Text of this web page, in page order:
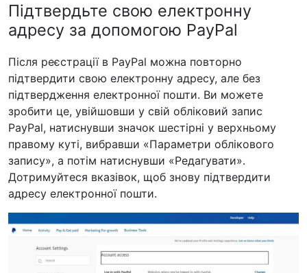
Підтвердьте свою електронну
адресу за допомогою PayPal
Після реєстрації в PayPal можна повторно
підтвердити свою електронну адресу, але без
підтвердження електронної пошти. Ви можете
зробити це, увійшовши у свій обліковий запис
PayPal, натиснувши значок шестірні у верхньому
правому куті, вибравши «Параметри облікового
запису», а потім натиснувши «Редагувати».
Дотримуйтеся вказівок, щоб знову підтвердити
адресу електронної пошти.